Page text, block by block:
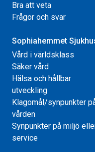
Bra att veta
Frågor och svar
Sophiahemmet
Vård i världsklass
Säker vård
Hälsa och hållbar
utveckling
Klagomål/synpunkter
vården
Synpunkter på miljö
service